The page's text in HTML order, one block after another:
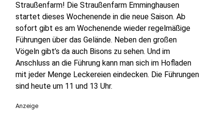
Straußenfarm! Die Straußenfarm Emminghausen
startet dieses Wochenende in die neue Saison. Ab
sofort gibt es am Wochenende wieder regelmäßige
Führungen über das Gelände. Neben den großen
Vögeln gibt’s da auch Bisons zu sehen. Und im
Anschluss an die Führung kann man sich im Hofladen
mit jeder Menge Leckereien eindecken. Die Führungen
sind heute um 11 und 13 Uhr.
Anzeige